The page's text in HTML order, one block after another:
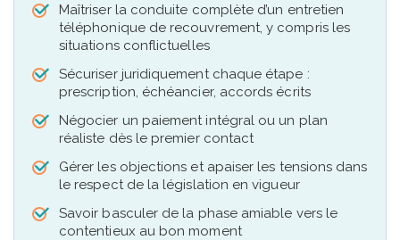
Maîtriser la conduite complète d’un entretien
téléphonique de recouvrement, y compris les
situations conflictuelles
Sécuriser juridiquement chaque étape :
prescription, échéancier, accords écrits
Négocier un paiement intégral ou un plan
réaliste dès le premier contact
Gérer les objections et apaiser les tensions dans
le respect de la législation en vigueur
Savoir basculer de la phase amiable vers le
contentieux au bon moment